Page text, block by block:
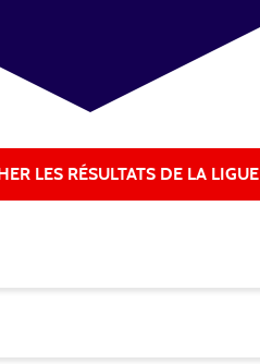
LES RÉSULTATS DE LA LIGUE